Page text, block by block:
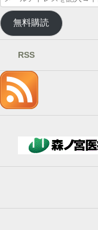
ー
ル
ア
ド
を
記
入
→
ン
無料購読
RSS